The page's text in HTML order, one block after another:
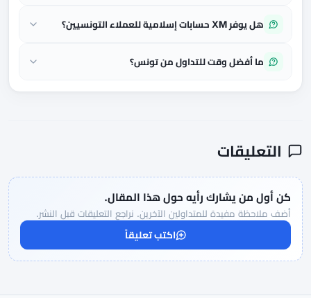
هل يوفر XM حسابات إسلامية للعملاء التونسيين؟
ما أفضل وقت للتداول من تونس؟
التعليقات
كن أول من يشارك رأيه حول هذا المقال.
أضف ملاحظة مفيدة للمتداولين الآخرين. نراجع التعليقات قبل النشر.
اكتب تعليقاً